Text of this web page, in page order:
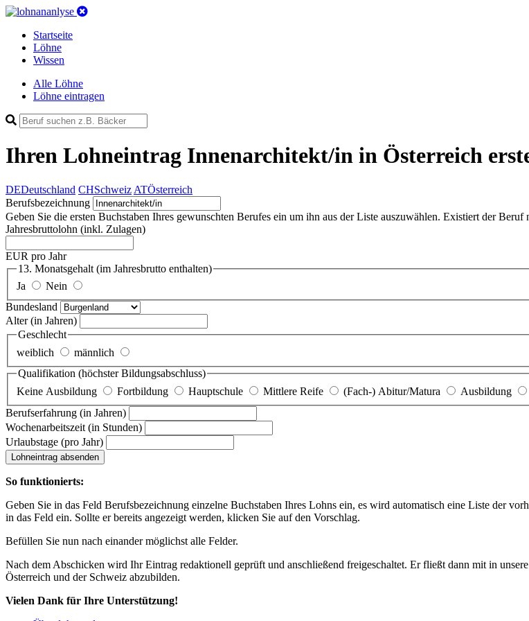
Startseite
Löhne
Wissen
Alle Löhne
Löhne eintragen
Ihren Lohneintrag Innenarchitekt/in in Österreich
DEDeutschland CHSchweiz ATÖsterreich
Berufsbezeichnung
Geben Sie die ersten Buchstaben Ihres gewunschten Berufes ein um ihn aus der Liste auszuwählen. Existiert der
Jahresbruttolohn (inkl. Zulagen)
EUR pro Jahr
13. Monatsgehalt (im Jahresbrutto enthalten)
Ja
Nein
Bundesland
Alter(in Jahren)
Geschlecht
weiblich
männlich
Qualifikation (höchster Bildungsabschluss)
Keine Ausbildung
Fortbildung Hauptschule Mittlere Reife (Fach-) Abitur/Matura Ausbildung
Berufserfahrung (in Jahren)
Wochenarbeitszeit (in Stunden)
Urlaubstage (pro Jahr)
Lohneintrag absenden
So funktionierts:
Geben Sie in das Feld Berufsbezeichnung einzelne Buchstaben Ihres Lohns ein, es wird automatisch eine Liste der
in das Feld ein. Sollte er bereits angezeigt werden, klicken Sie auf den Vorschlag.
Befüllen Sie nun nach einander möglichst alle Felder.
Nach dem Abschicken wird Ihr Eintrag redaktionell geprüft und anschließend freigeschaltet. Er fließt dann mit in
Österreich und der Schweiz abzubilden.
Vielen Dank für Ihre Unterstützung!